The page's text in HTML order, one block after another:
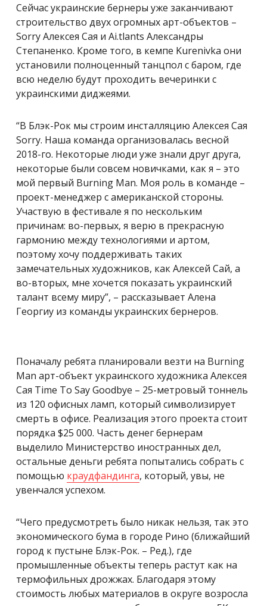
Сейчас украинские бернеры уже заканчивают
строительство двух огромных арт-объектов –
Sorry Алексея Сая и Ai.tlants Александры
Степаненко. Кроме того, в кемпе Kurenivka они
установили полноценный танцпол с баром, где
всю неделю будут проходить вечеринки с
украинскими диджеями.
“В Блэк-Рок мы строим инсталляцию Алексея Сая
Sorry. Наша команда организовалась весной
2018-го. Некоторые люди уже знали друг друга,
некоторые были совсем новичками, как я – это
мой первый Burning Man. Моя роль в команде –
проект-менеджер с американской стороны.
Участвую в фестивале я по нескольким
причинам: во-первых, я верю в прекрасную
гармонию между технологиями и артом,
поэтому хочу поддерживать таких
замечательных художников, как Алексей Сай, а
во-вторых, мне хочется показать украинский
талант всему миру”, – рассказывает Алена
Георгиу из команды украинских бернеров.
Поначалу ребята планировали везти на Burning
Man арт-объект украинского художника Алексея
Сая Time To Say Goodbye – 25-метровый тоннель
из 120 офисных ламп, который символизирует
смерть в офисе. Реализация этого проекта стоит
порядка $25 000. Часть денег бернерам
выделило Министерство иностранных дел,
остальные деньги ребята попытались собрать с
помощью краудфандинга, который, увы, не
увенчался успехом.
“Чего предусмотреть было никак нельзя, так это
экономического бума в городе Рино (ближайший
город к пустыне Блэк-Рок. – Ред.), где
промышленные объекты теперь растут как на
термофильных дрожжах. Благодаря этому
стоимость любых материалов в округе возросла